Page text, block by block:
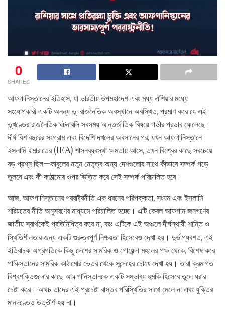
0
SHARES
আফগানিস্তানের ইতিহাস, যা ভারতীয় উপমহাদেশ এবং মধ্য এশিয়ার মধ্যে
সংযোগকারী একটি অনন্য ভূ-রাজনৈতিক অবস্থানে অবস্থিত, প্রমাণ করে যে এই
ভূখণ্ডের রাজনৈতিক ঘটনাবলি সবসময় আন্তর্জাতিক বিষয়ে গভীর প্রভাব ফেলেছে।
দীর্ঘ বিশ বছরের সংগ্রাম এবং বিদেশি দখলের অবসানের পর, যখন আফগানিস্তানে
ইসলামি ইমারাতের (IEA) শাসনব্যবস্থা ক্ষমতায় আসে, তখন বিশ্বের কাছে সবচেয়ে
বড় প্রশ্ন ছিল—কাবুলের নতুন নেতৃত্ব অন্য দেশগুলোর সাথে কীভাবে সম্পর্ক গড়ে
তুলবে এবং কী কাঠামোর ওপর ভিত্তি করে সেই সম্পর্ক পরিচালিত হবে।
আজ, আফগানিস্তানের পররাষ্ট্রনীতি এক ধরনের পরিপক্কতা, সংযম এবং ইসলামি
শরিয়তের নীতি অনুসরণের মাধ্যমে পরিচালিত হচ্ছে। এটি কেবল আফগান জনগণের
জাতীয় স্বার্থকেই প্রতিনিধিত্ব করে না, বরং এটিকে এই অঞ্চলে দীর্ঘস্থায়ী শান্তি ও
স্থিতিশীলতার জন্য একটি গুরুত্বপূর্ণ নিশ্চয়তা হিসেবেও দেখা হয়। দুর্ভাগ্যবশত, এই
ইতিবাচক অগ্রগতিকে কিছু দেশের সামরিক ও গোয়েন্দা মহলের পক্ষ থেকে, বিশেষ করে
পাকিস্তানের সামরিক কাঠামোর ভেতর থেকে সন্দেহের চোখে দেখা হয়। তারা ক্রমাগত
বিশ্বশক্তিগুলোর কাছে আফগানিস্তানকে একটি সম্ভাব্য হুমকি হিসেবে তুলে ধরার
চেষ্টা করে। অথচ তাদের এই প্রচেষ্টা বাস্তব পরিস্থিতির সাথে মেলে না এবং যুক্তির
মানদণ্ডেও উত্তীর্ণ হয় না।